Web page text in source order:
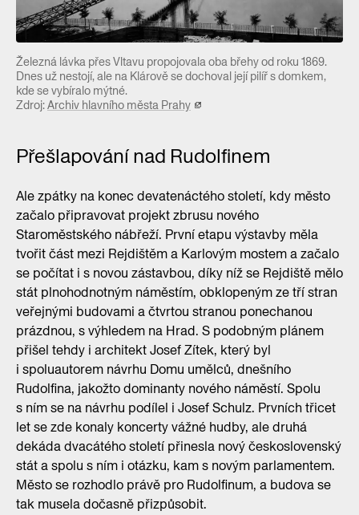
Železná lávka přes Vltavu propojovala oba břehy od roku 1869.
Dnes už nestojí, ale na Klárově se dochoval její pilíř s domkem,
kde se vybíralo mýtné.
Zdroj:Archiv hlavního města Prahy
Přešlapování nad Rudolfinem
Ale zpátky na konec devatenáctého století, kdy město
začalo připravovat projekt zbrusu nového
Staroměstského nábřeží. První etapu výstavby měla
tvořit část mezi Rejdištěm a Karlovým mostem a začalo
se počítat i s novou zástavbou, díky níž se Rejdiště mělo
stát plnohodnotným náměstím, obklopeným ze tří stran
veřejnými budovami a čtvrtou stranou ponechanou
prázdnou, s výhledem na Hrad. S podobným plánem
přišel tehdy i architekt Josef Zítek, který byl
i spoluautorem návrhu Domu umělců, dnešního
Rudolfina, jakožto dominanty nového náměstí. Spolu
s ním se na návrhu podílel i Josef Schulz. Prvních třicet
let se zde konaly koncerty vážné hudby, ale druhá
dekáda dvacátého století přinesla nový československý
stát a spolu s ním i otázku, kam s novým parlamentem.
Město se rozhodlo právě pro Rudolfinum, a budova se
tak musela dočasně přizpůsobit.